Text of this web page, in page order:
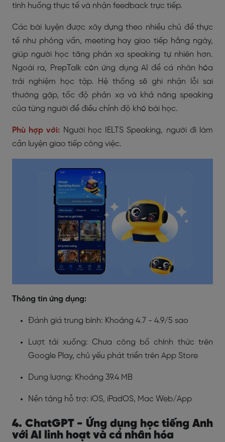
tình huống thực tế và nhận feedback trực tiếp.
Các bài luyện được xây dựng theo nhiều chủ đề thực
tế như phỏng vấn, meeting hay giao tiếp hằng ngày,
giúp người học tăng phản xạ speaking tự nhiên hơn.
Ngoài ra, PrepTalk còn ứng dụng AI để cá nhân hóa
trải nghiệm học tập. Hệ thống sẽ ghi nhận lỗi sai
thường gặp, tốc độ phản xạ và khả năng speaking
của từng người để điều chỉnh độ khó bài học.
Phù hợp với: Người học IELTS Speaking, người đi làm
cần luyện giao tiếp công việc.
Thông tin ứng dụng:
Đánh giá trung bình: Khoảng 4.7 - 4.9/5 sao
Lượt tải xuống: Chưa công bố chính thức trên
Google Play, chủ yếu phát triển trên App Store
Dung lượng: Khoảng 39.4 MB
Nền tảng hỗ trợ: iOS, iPadOS, Mac Web/App
4. ChatGPT - Ứng dụng học tiếng Anh
với AI linh hoạt và cá nhân hóa